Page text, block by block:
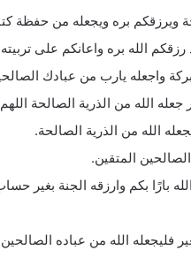
ويرزقكم بره ويجعله من حفظة
الله بره واعانكم على
واجعله يارب من عبادك
الله من الذرية الصالحة
الله من الذرية الصالحة.
المتقين.
بارًا بكم وارزقه الجنة بغير
فليجعله الله من عباده